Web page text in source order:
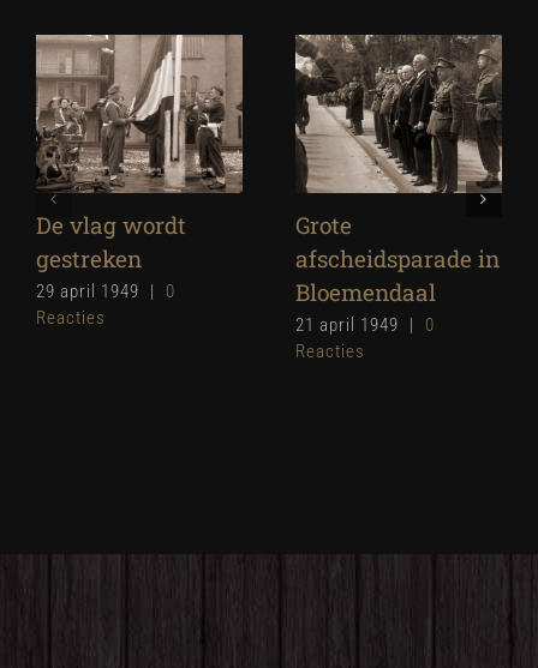
De vlag wordt
gestreken
29 april 1949 |
0
Reacties
Grote
afscheidsparade in
Bloemendaal
21 april 1949 |
0
Reacties